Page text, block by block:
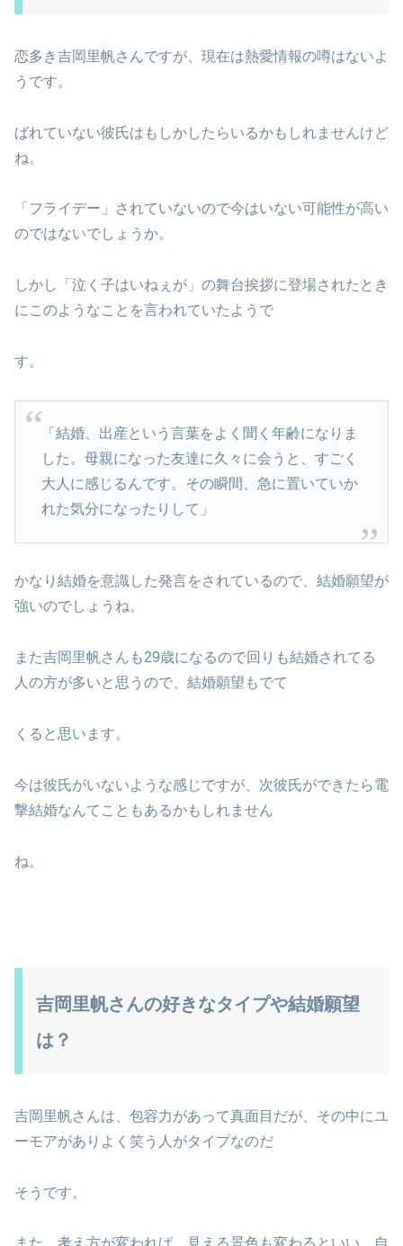
恋多き吉岡里帆さんですが、現在は熱愛情報の噂はないよ
うです。
ばれていない彼氏はもしかしたらいるかもしれませんけど
ね。
「フライデー」されていないので今はいない可能性が高い
のではないでしょうか。
しかし「泣く子はいねぇが」の舞台挨拶に登場されたとき
にこのようなことを言われていたようで
す。
「結婚、出産という言葉をよく聞く年齢になりま
した。母親になった友達に久々に会うと、すごく
大人に感じるんです。その瞬間、急に置いていか
れた気分になったりして」
かなり結婚を意識した発言をされているので、結婚願望が
強いのでしょうね。
また吉岡里帆さんも29歳になるので回りも結婚されてる
人の方が多いと思うので、結婚願望もでて
くると思います。
今は彼氏がいないような感じですが、次彼氏ができたら電
撃結婚なんてこともあるかもしれません
ね。
吉岡里帆さんの好きなタイプや結婚願望
は？
吉岡里帆さんは、包容力があって真面目だが、その中にユ
ーモアがありよく笑う人がタイプなのだ
そうです。